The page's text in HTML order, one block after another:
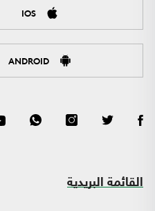
IOS
ANDROID
القائمة البريدية